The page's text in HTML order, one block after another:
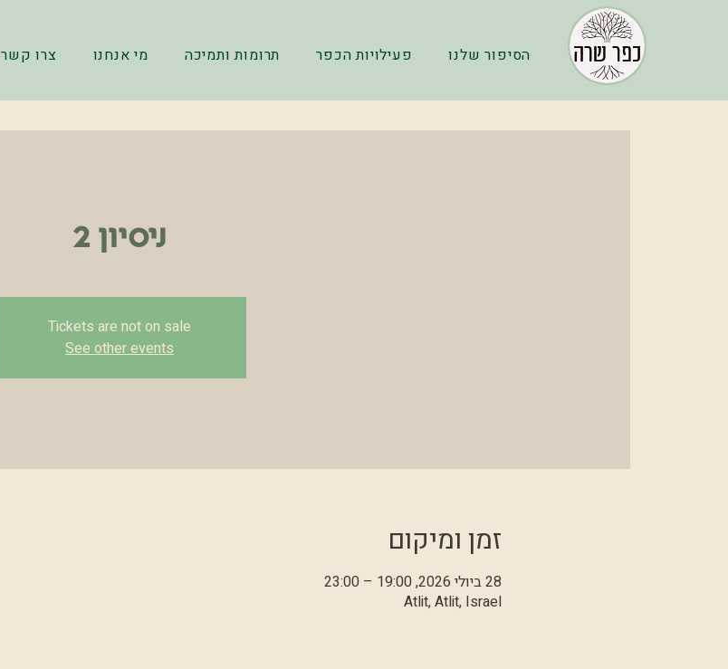
הסיפור שלנו פעילויות הכפר תרומות ותמיכה מי אנחנו צרו קשר
ניסיון 2
Tickets are not on sale
See other events
זמן ומיקום
28 ביולי 2026, 19:00 – 23:00
Atlit, Atlit, Israel